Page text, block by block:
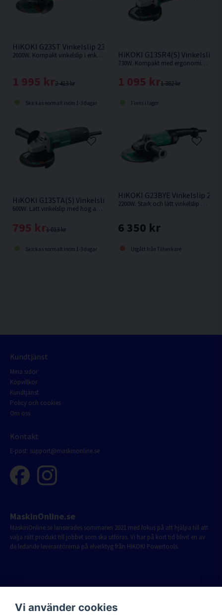
HiKOKI G23ST Vinkelslip 230MM (2000W)
2000W. Kompakt vinkelslip i enkelt utförande med kraftfull motor.
2 413 kr
1 995 kr
Skickas normalt inom 1-3 dagar
HiKOKI G13SR4(S) Vinkelslip
730W. Kompakt med ergonomiskt smalt grepp och vinklat stödhandtag
1 382 kr
1 095 kr
Finns i lager
HiKOKI G13STA(S) Vinkelslip 125MM (600W)
600W. Lätt vinkelslip med hög avverkning
1 013 kr
795 kr
Skickas normalt inom 1-3 dagar
HiKOKI G23BYE Vinkelslip
2200W. Stark och lätt vinkelslip med kolborstfri motor säkerställer arbete utan avbrott.
6 350 kr
Utgått från Tillverkare
Kundtjänst
Mina sidor
Köpvillkor
Kundtjänst
Policy och cookies
Om oss
Kontakt
E-post: support@maskinonline.se
MaskinOnline.se
MaskinOnline.se lanserades sommaren 2021 med fokus på att hjälpa till att
välja rätt produkt till jobbet som ska utföras. Vi har på kort tid blivit en av
de ledande leverantörerna på elverktyg från HiKOKI Powertools.
Vi använder cookies